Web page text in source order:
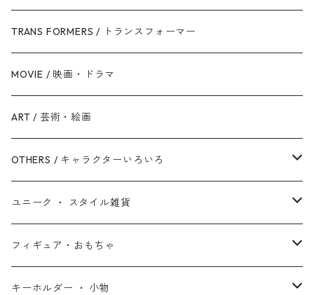
銀河帝国 / ダークサイド
反乱同盟軍 / ライトサイド
スターウォーズ・シリーズ
シークエル・トリロジー
アンソロジー・シリーズ
スターウォーズ・アニメ
スターウォーズ・コラボ
マイティ・ソー
ハルク
ブラック・ウィドウ
ブラックパンサー
キャプテン・マーベル
ドクター・ストレンジ
ガーディアンズ・オブ・ギャラクシー
美女と野獣
眠れる森の美女
リトル・マーメイド
白雪姫
アラジン
塔の上のラプンツェル
アナと雪の女王
ファインディング・ニモ / ドリー
Mr.インクレディブル
アーロと少年
ピクサー
ジャスティス・リーグ
バットマン
スーパーマン
ザ・フラッシュ
ワンダーウーマン
ジョーカー
ハーレイ・クイン
TRANS FORMERS / トランスフォーマー
MOVIE / 映画・ドラマ
ART / 芸術・絵画
OTHERS / キャラクターいろいろ
ザ・マペッツ
ひつじのショーン
ピーナッツ / スヌーピー
ユニーク ・ スタイル雑貨
北欧・ヨーロッパ雑貨
アメリカン雑貨
フィギュア・おもちゃ
スタチュー ・ フィギュア
キーホルダー ・ 小物